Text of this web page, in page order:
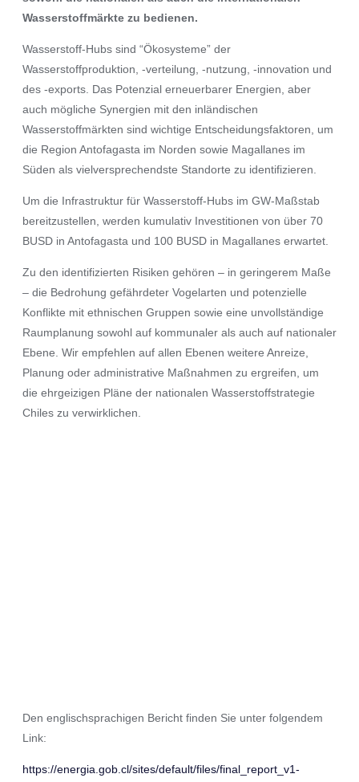
Wasserstoffmärkte zu bedienen.
Wasserstoff-Hubs sind “Ökosysteme” der
Wasserstoffproduktion, -verteilung, -nutzung, -innovation und
des -exports. Das Potenzial erneuerbarer Energien, aber
auch mögliche Synergien mit den inländischen
Wasserstoffmärkten sind wichtige Entscheidungsfaktoren, um
die Region Antofagasta im Norden sowie Magallanes im
Süden als vielversprechendste Standorte zu identifizieren.
Um die Infrastruktur für Wasserstoff-Hubs im GW-Maßstab
bereitzustellen, werden kumulativ Investitionen von über 70
BUSD in Antofagasta und 100 BUSD in Magallanes erwartet.
Zu den identifizierten Risiken gehören – in geringerem Maße
– die Bedrohung gefährdeter Vogelarten und potenzielle
Konflikte mit ethnischen Gruppen sowie eine unvollständige
Raumplanung sowohl auf kommunaler als auch auf nationaler
Ebene. Wir empfehlen auf allen Ebenen weitere Anreize,
Planung oder administrative Maßnahmen zu ergreifen, um
die ehrgeizigen Pläne der nationalen Wasserstoffstrategie
Chiles zu verwirklichen.
Den englischsprachigen Bericht finden Sie unter folgendem
Link:
https://energia.gob.cl/sites/default/files/final_report_v1-